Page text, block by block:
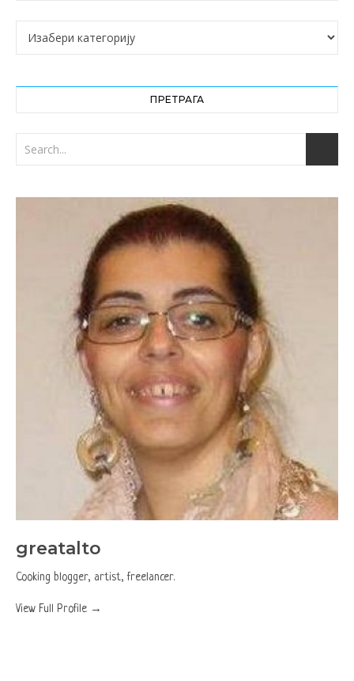
Категорије
ПРЕТРАГА
greatalto
Cooking blogger, artist, freelancer.
View Full Profile →